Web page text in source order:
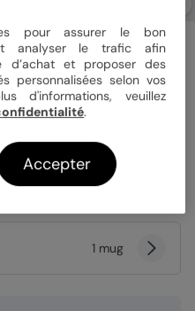
Céramique
1 mug
pour assurer le bon
analyser le trafic afin
d’achat et proposer des
personnalisées selon vos
d'informations, veuillez
.
Accepter